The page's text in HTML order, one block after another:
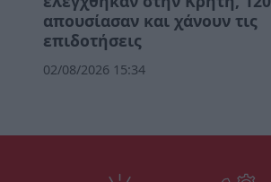
απουσίασαν και χάνουν τις
επιδοτήσεις
02/08/2026 15:34